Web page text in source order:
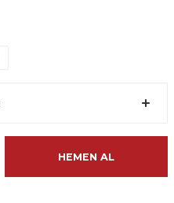
HEMEN AL